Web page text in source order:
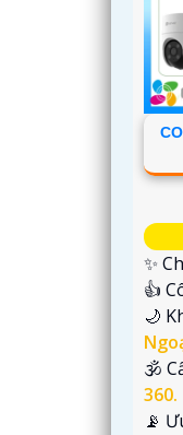
✨
👍
🌙
🕉️
360.
️📡